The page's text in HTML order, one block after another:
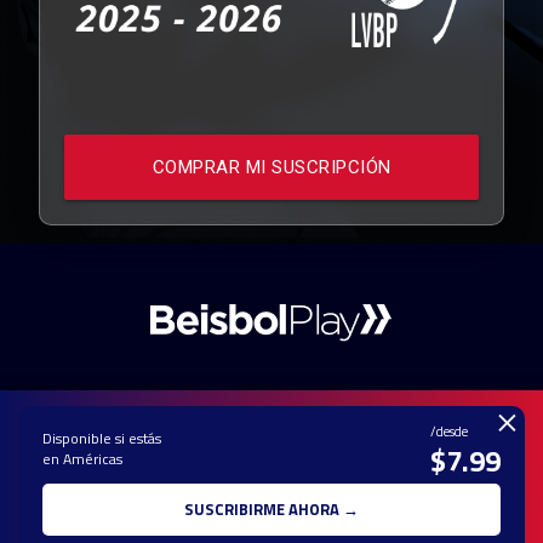
COMPRAR MI SUSCRIPCIÓN
PAUTA CON
TÉRMINOS Y
CONDICIONES
© 2025 TODOS LOS DERECHOS RESERVADOS - UNA MARCA REGISTRADA
Disponible si estás
en Américas
/desde
$7.99
SUSCRIBIRME AHORA →
×